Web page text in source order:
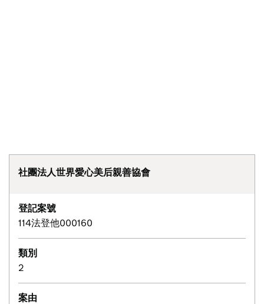
社團法人世界愛心美后親善協會
登記案號
114法登他000160
類別
2
案由